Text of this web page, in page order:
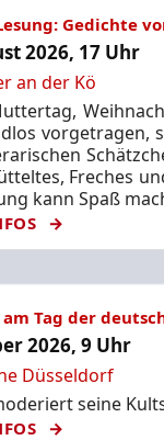
Gedichte
2026, 17 Uhr
an der Kö
vorgetragen,
Freches
kann Spaß
Tag der
2026, 9 Uhr
Düsseldorf
seine